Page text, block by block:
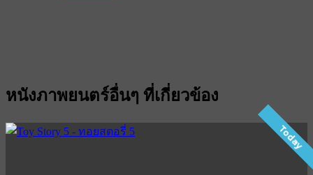
หนังภาพยนตร์อื่นๆ ที่เกี่ยวข้อง
Today